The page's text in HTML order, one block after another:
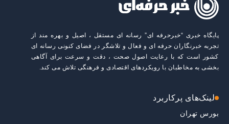
پایگاه خبری “خبرحرفه ای” رسانه ای مستقل ، اصیل و بهره مند از
تجربه خبرنگاران حرفه ای و فعال و تلاشگر در فضای کنونی رسانه ای
کشور است که با رعایت اصول صحت ، دقت و سرعت برای آگاهی
بخشی به مخاطبان با رویکردهای اقتصادی و فرهنگی تلاش می کند.
لینک‌های پرکاربرد
بورس تهران